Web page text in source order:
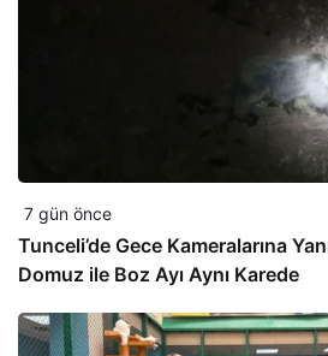
7 gün önce
Tunceli’de Gece Kameralarına
Domuz ile Boz Ayı Aynı Karede